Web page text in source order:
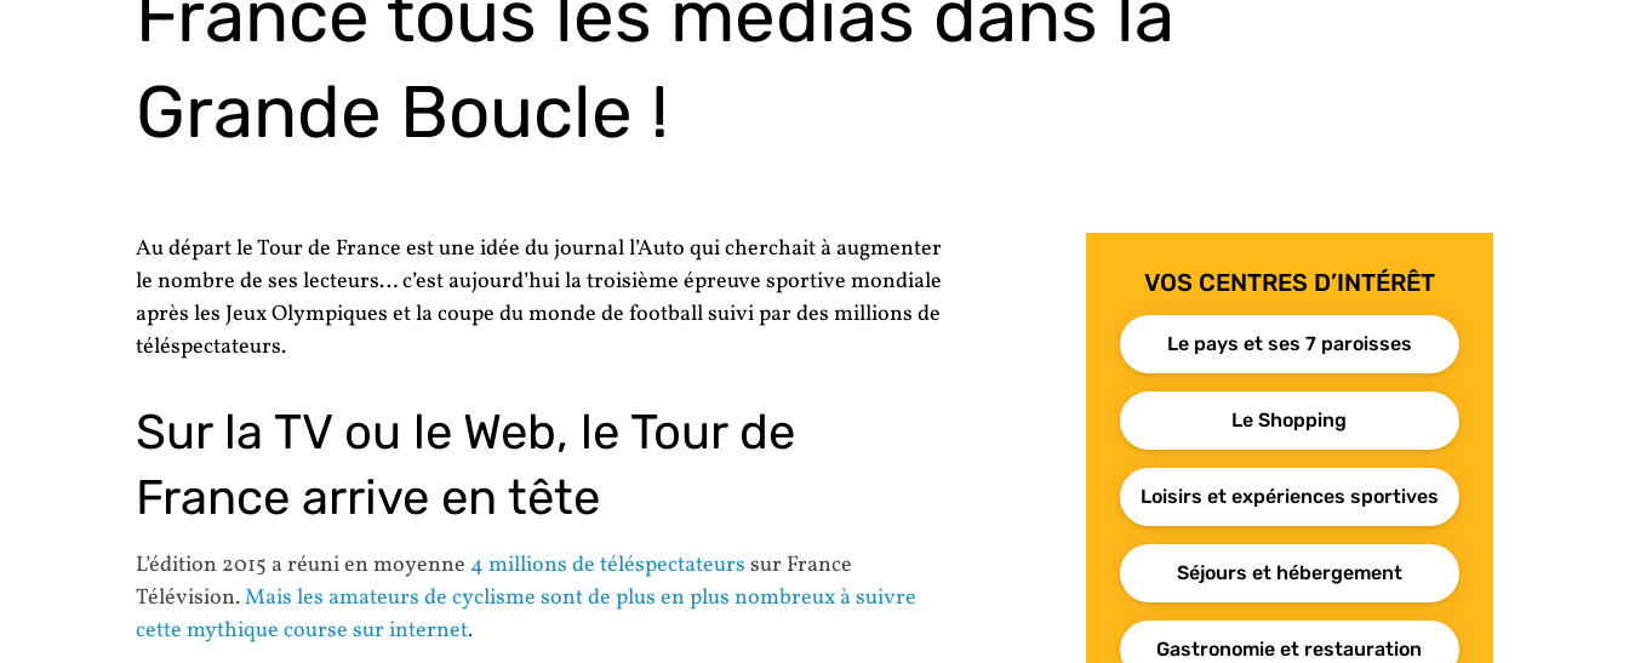
Grande Boucle !
Au départ le Tour de France est une idée du journal l’Auto qui cherchait à augmenter
le nombre de ses lecteurs… c’est aujourd’hui latroisième épreuve sportive mondiale
après les Jeux Olympiques et la coupe du monde de football suivi pardes millions de
téléspectateurs.
Sur la TV ou le Web, le Tour de
France arrive en tête
L’édition 2015 a réuni en moyenne 4 millions de téléspectateurs sur France
Télévision.Mais les amateurs de cyclisme sont de plus en plus nombreux à suivre
cette mythique course sur internet.
VOS CENTRES D’INTÉRÊT
Le pays et ses 7 paroisses
Le Shopping
Loisirs et expériences sportives
Séjours et hébergement
Gastronomie et restauration